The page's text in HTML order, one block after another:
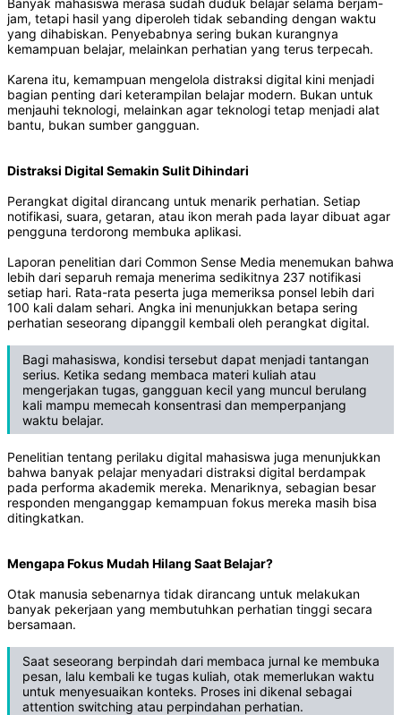
jam, tetapi hasil yang diperoleh tidak sebanding dengan waktu
yang dihabiskan. Penyebabnya sering bukan kurangnya
kemampuan belajar, melainkan perhatian yang terus terpecah.
Karena itu, kemampuan mengelola distraksi digital kini menjadi
bagian penting dari keterampilan belajar modern. Bukan untuk
menjauhi teknologi, melainkan agar teknologi tetap menjadi alat
bantu, bukan sumber gangguan.
Distraksi Digital Semakin Sulit Dihindari
Perangkat digital dirancang untuk menarik perhatian. Setiap
notifikasi, suara, getaran, atau ikon merah pada layar dibuat agar
pengguna terdorong membuka aplikasi.
Laporan penelitian dari Common Sense Media menemukan bahwa
lebih dari separuh remaja menerima sedikitnya 237 notifikasi
setiap hari. Rata-rata peserta juga memeriksa ponsel lebih dari
100 kali dalam sehari. Angka ini menunjukkan betapa sering
perhatian seseorang dipanggil kembali oleh perangkat digital.
Bagi mahasiswa, kondisi tersebut dapat menjadi tantangan
serius. Ketika sedang membaca materi kuliah atau
mengerjakan tugas, gangguan kecil yang muncul berulang
kali mampu memecah konsentrasi dan memperpanjang
waktu belajar.
Penelitian tentang perilaku digital mahasiswa juga menunjukkan
bahwa banyak pelajar menyadari distraksi digital berdampak
pada performa akademik mereka. Menariknya, sebagian besar
responden menganggap kemampuan fokus mereka masih bisa
ditingkatkan.
Mengapa Fokus Mudah Hilang Saat Belajar?
Otak manusia sebenarnya tidak dirancang untuk melakukan
banyak pekerjaan yang membutuhkan perhatian tinggi secara
bersamaan.
Saat seseorang berpindah dari membaca jurnal ke membuka
pesan, lalu kembali ke tugas kuliah, otak memerlukan waktu
untuk menyesuaikan konteks. Proses ini dikenal sebagai
attention switching atau perpindahan perhatian.